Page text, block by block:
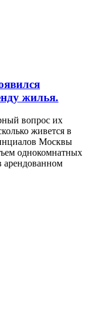
жилья.
вопрос их
живется в
Москвы
однокомнатных
арендованном